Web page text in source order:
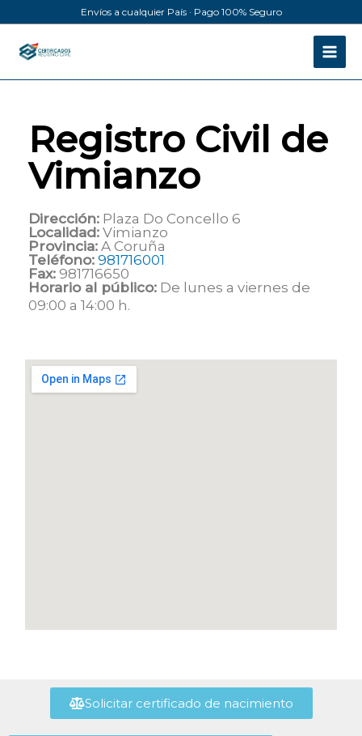
al
contenido
Envíos a cualquier País · Pago 100% Seguro
Registro Civil de
Vimianzo
Dirección: Plaza Do Concello 6
Localidad: Vimianzo
Provincia: A Coruña
Teléfono: 981716001
Fax: 981716650
Horario al público: De lunes a viernes de
09:00 a 14:00 h.
Solicitar certificado de nacimiento